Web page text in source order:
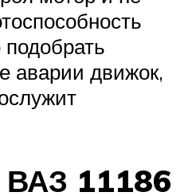
аварии движок,
ВАЗ 11186